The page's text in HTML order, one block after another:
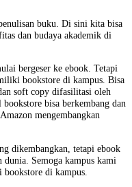
buku. Di sini kita bisa
dan budaya akademik di
bergeser ke ebook. Tetapi
bookstore di kampus. Bisa
soft copy difasilitasi oleh
bisa berkembang dan
mengembangkan
dikembangkan, tetapi ebook
Semoga kampus kami
di kampus.